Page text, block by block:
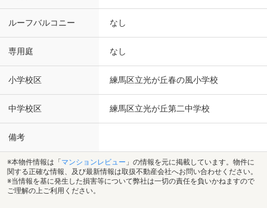
ルーフバルコニー なし
専用庭 なし
小学校区 練馬区立光が丘春の風小学校
中学校区 練馬区立光が丘第二中学校
備考
※本物件情報は「 マンションレビュー 」の情報を元に掲載しています。物件に
関する正確な情報、及び最新情報は取扱不動産会社へお問い合わせください。
※当情報を基に発生した損害等について弊社は一切の責任を負いかねますので
ご理解の上ご利用ください。